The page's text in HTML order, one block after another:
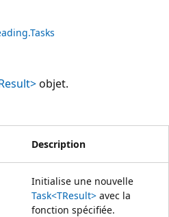
objet.
Description
Initialise une nouvelle
Task<TResult> avec la
fonction spécifiée.